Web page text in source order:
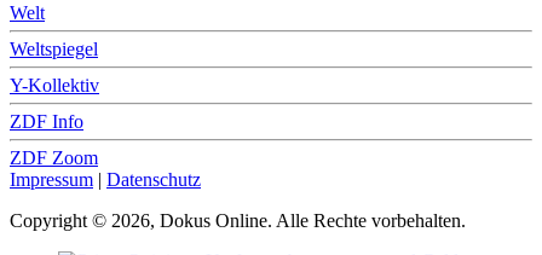
Welt
Weltspiegel
Y-Kollektiv
ZDF Info
ZDF Zoom
Impressum | Datenschutz
Copyright © 2026, Dokus Online. Alle Rechte vorbehalten.